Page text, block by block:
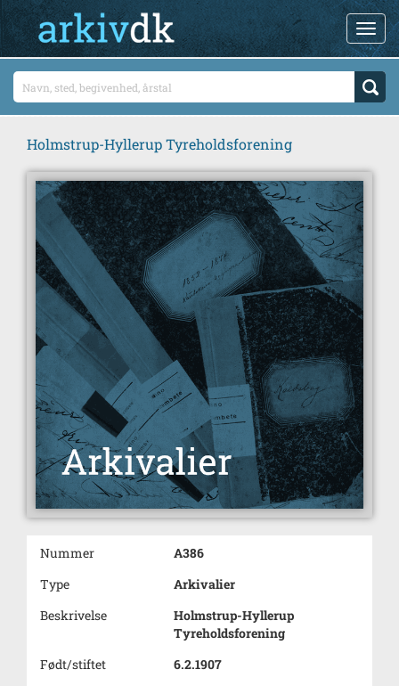
Holmstrup-Hyllerup Tyreholdsforening
Nummer
A386
Type
Arkivalier
Beskrivelse
Holmstrup-Hyllerup
Tyreholdsforening
Født/stiftet
6.2.1907